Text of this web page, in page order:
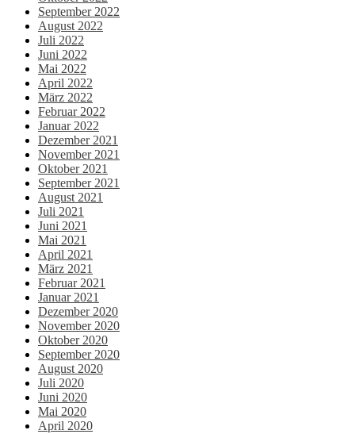
September 2022
August 2022
Juli 2022
Juni 2022
Mai 2022
April 2022
März 2022
Februar 2022
Januar 2022
Dezember 2021
November 2021
Oktober 2021
September 2021
August 2021
Juli 2021
Juni 2021
Mai 2021
April 2021
März 2021
Februar 2021
Januar 2021
Dezember 2020
November 2020
Oktober 2020
September 2020
August 2020
Juli 2020
Juni 2020
Mai 2020
April 2020